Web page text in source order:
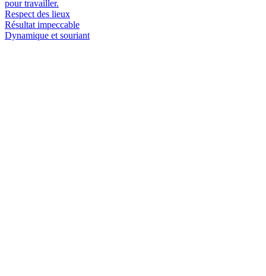
pour travailler.
Respect des lieux
Résultat impeccable
Dynamique et souriant